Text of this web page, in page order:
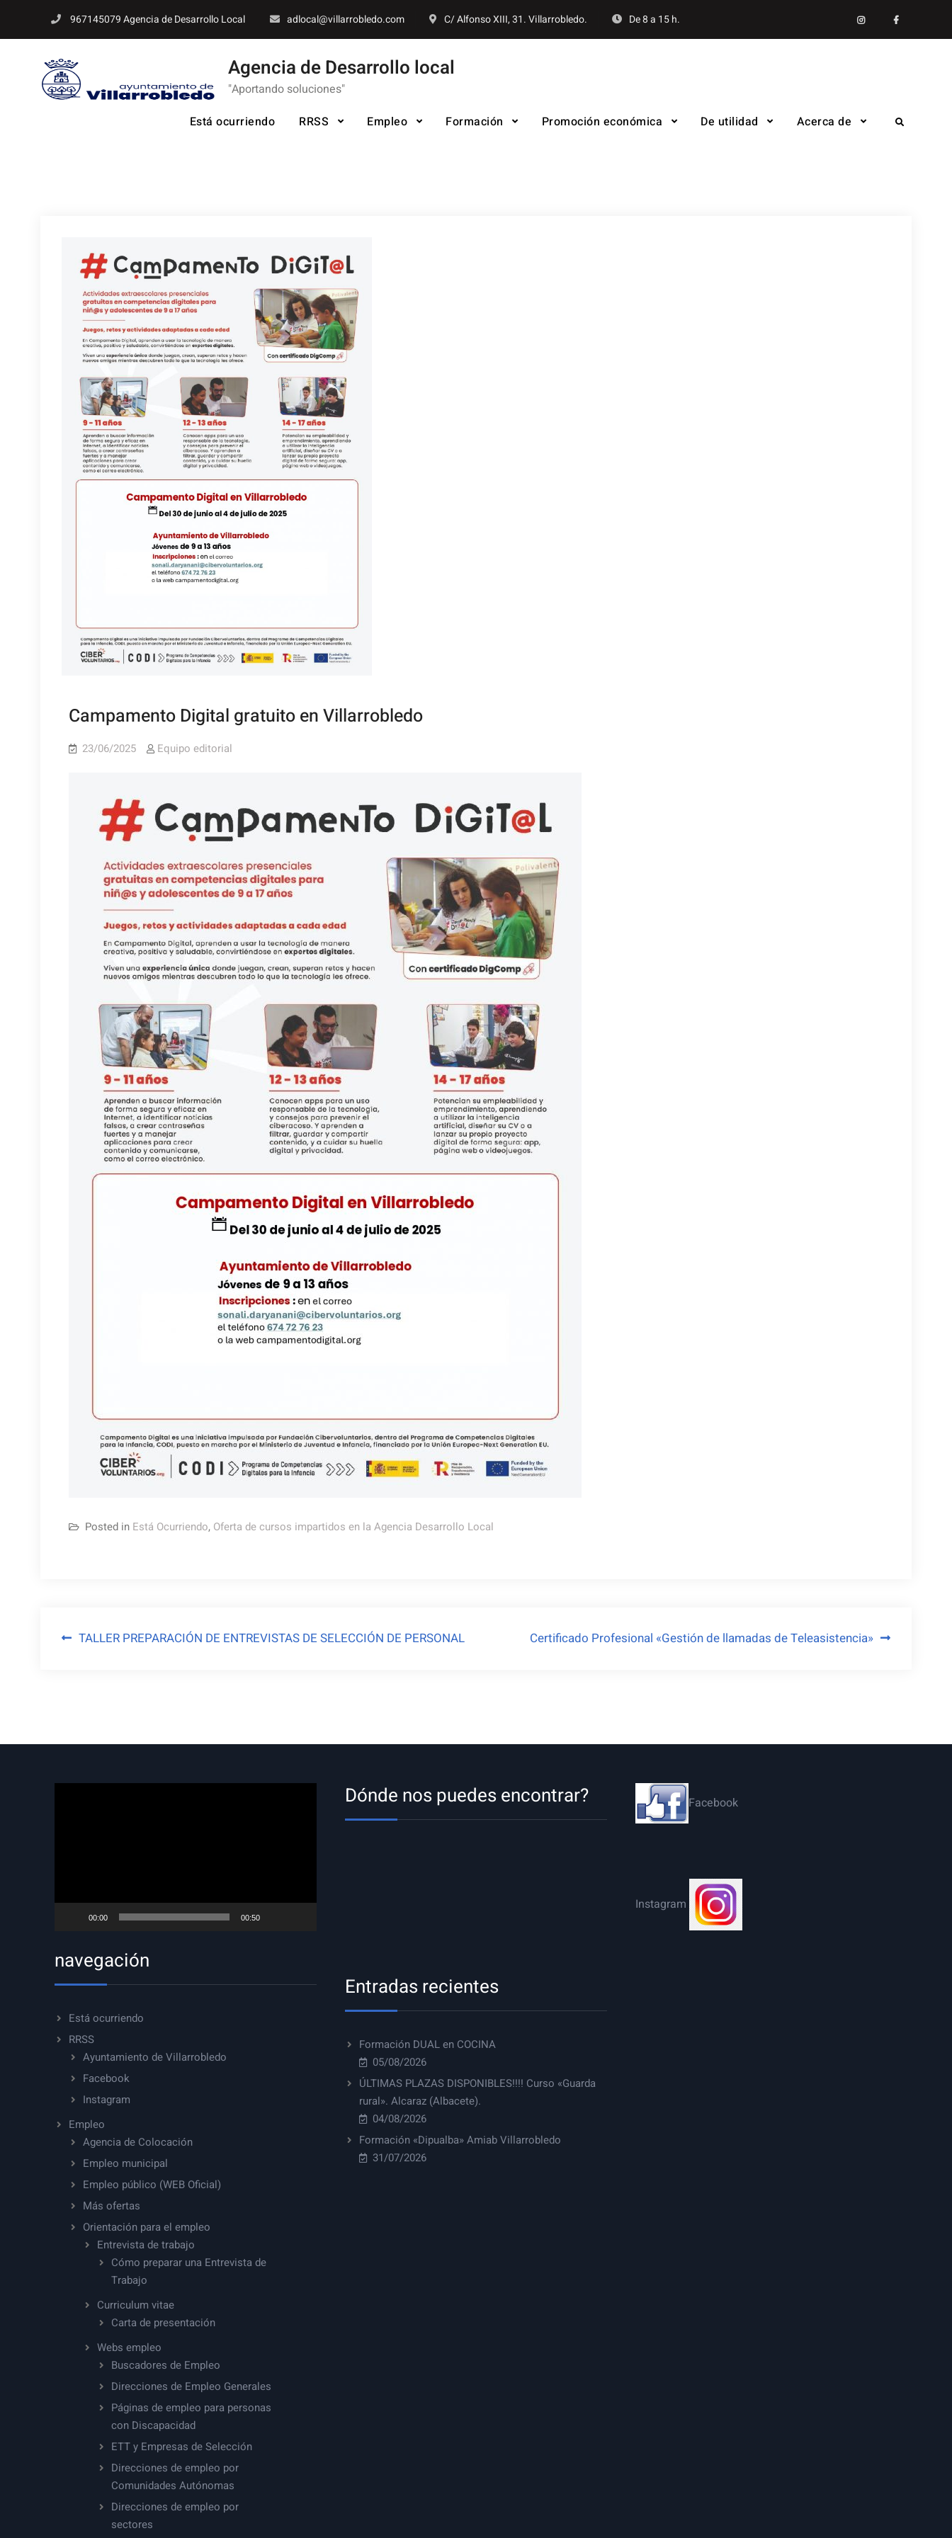
967145079 Agencia de Desarrollo Local adlocal@villarrobledo.com C/ Alfonso XIII, 31. Villarrobledo. De 8 a 15 h. Instagramfacebook
Agencia de Desarrollo local
"Aportando soluciones"
Está ocurriendo
RRSS Empleo Formación Promoción económica De utilidad Acerca de Search
Campamento Digital gratuito en Villarrobledo
23/06/2025 Equipo editorial
Posted in Está Ocurriendo, Oferta de cursos impartidos en la Agencia Desarrollo Local
Navegación
TALLER PREPARACIÓN DE ENTREVISTAS DE SELECCIÓN DE PERSONAL Certificado Profesional «Gestión de llamadas de Teleasistencia»
00:00 00:50
navegación
Está ocurriendo
RRSS
Ayuntamiento de Villarrobledo
Facebook
Instagram
Empleo
Agencia de Colocación
Empleo municipal
Empleo público (WEB Oficial)
Más ofertas
Orientación para el empleo
Entrevista de trabajo
Cómo preparar una Entrevista de
Trabajo
Curriculum vitae
Carta de presentación
Webs empleo
Buscadores de Empleo
Direcciones de Empleo Generales
Páginas de empleo para personas
con Discapacidad
ETT y Empresas de Selección
Direcciones de empleo por
Comunidades Autónomas
Direcciones de empleo por
sectores
Dónde nos puedes encontrar?
Entradas recientes
Formación DUAL en COCINA
05/08/2026
ÚLTIMAS PLAZAS DISPONIBLES!!!! Curso «Guarda
rural». Alcaraz (Albacete).
04/08/2026
Formación «Dipualba» Amiab Villarrobledo
31/07/2026
Facebook
Instagram